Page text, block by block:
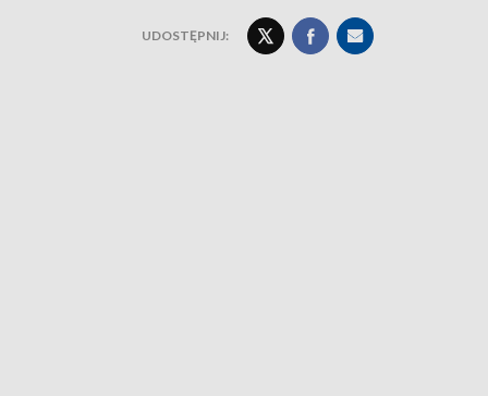
UDOSTĘPNIJ: